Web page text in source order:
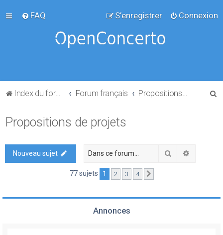
FAQ Connexion
S’enregistrer
Index du forum Forum français
Propositions de projets
Nouveau sujet Rechercher
77 sujets 1 2 3 4
Annonces